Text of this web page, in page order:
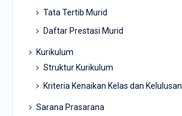
Tata Tertib Murid
Daftar Prestasi Murid
Kurikulum
Struktur Kurikulum
Kriteria Kenaikan Kelas dan Kelulusan
Sarana Prasarana